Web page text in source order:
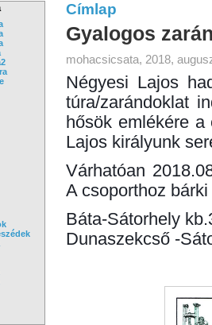
Címlap
Gyalogos
mohacsicsata, 2018,
Négyesi Lajos
túra/zarándoklat
hősök emlékére
Lajos királyunk
Várhatóan
A csoporthoz
Báta-Sátorhely
Dunaszekcső -